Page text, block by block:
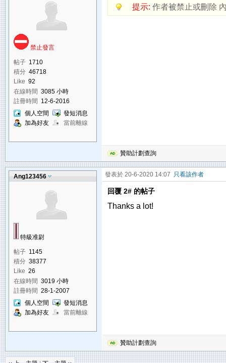
禁止發言
帖子 1710
積分 46718
Like 92
在線時間 3085 小時
註冊時間 12-6-2016
個人空間
發短消息
加為好友
當前離線
提示: 作者被禁止或刪除
贊助計劃查詢
Ang123456
特級准尉
帖子 1145
積分 38377
Like 26
在線時間 3019 小時
註冊時間 28-1-2007
個人空間
發短消息
加為好友
當前離線
發表於 20-6-2020 14:07 只看該作者
回覆 2# 的帖子
Thanks a lot!
贊助計劃查詢